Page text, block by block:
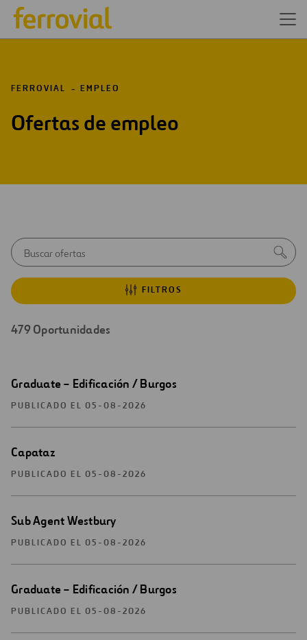
FERROVIAL EMPLEO
Ofertas de empleo
FILTROS
479Oportunidades
Aviso
inicial
de
de
búsqueda
Abrir
nueva
Graduate – Edificación / Burgos
PUBLICADO EL 05-08-2026
Abrir
nueva
Capataz
PUBLICADO EL 05-08-2026
Abrir
nueva
Sub Agent Westbury
PUBLICADO EL 05-08-2026
Abrir
nueva
Graduate – Edificación / Burgos
PUBLICADO EL 05-08-2026